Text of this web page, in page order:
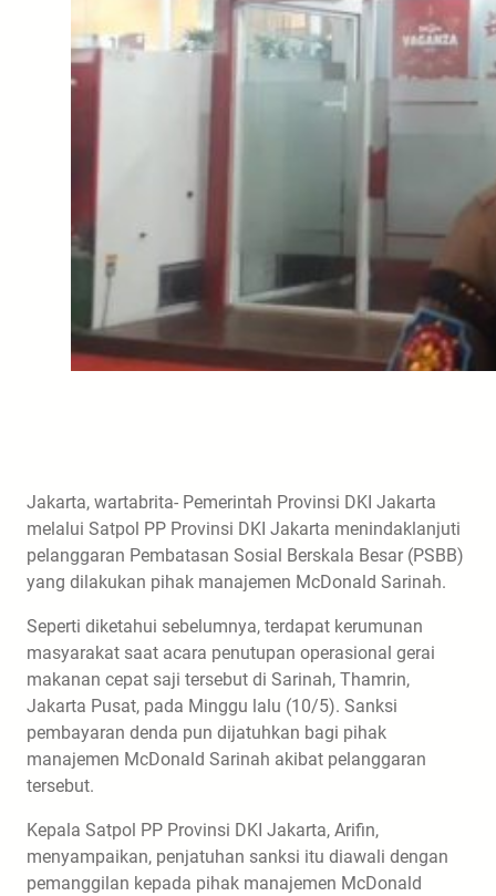
Jakarta, wartabrita- Pemerintah Provinsi DKI Jakarta
melalui Satpol PP Provinsi DKI Jakarta menindaklanjuti
pelanggaran Pembatasan Sosial Berskala Besar (PSBB)
yang dilakukan pihak manajemen McDonald Sarinah.
Seperti diketahui sebelumnya, terdapat kerumunan
masyarakat saat acara penutupan operasional gerai
makanan cepat saji tersebut di Sarinah, Thamrin,
Jakarta Pusat, pada Minggu lalu (10/5). Sanksi
pembayaran denda pun dijatuhkan bagi pihak
manajemen McDonald Sarinah akibat pelanggaran
tersebut.
Kepala Satpol PP Provinsi DKI Jakarta, Arifin,
menyampaikan, penjatuhan sanksi itu diawali dengan
pemanggilan kepada pihak manajemen McDonald